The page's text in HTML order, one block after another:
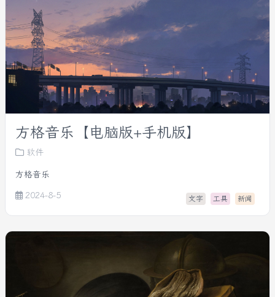
方格音乐【电脑版+手机版】
软件
方格音乐
2024-8-5
文字 工具 新闻